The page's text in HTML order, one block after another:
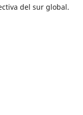
del sur global.